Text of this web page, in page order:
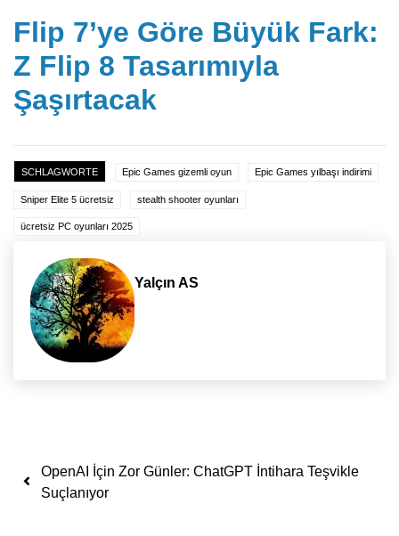
Flip 7’ye Göre Büyük Fark:
Z Flip 8 Tasarımıyla
Şaşırtacak
SCHLAGWORTE Epic Games gizemli oyun Epic Games yılbaşı indirimi
Sniper Elite 5 ücretsiz stealth shooter oyunları
ücretsiz PC oyunları 2025
Yalçın AS
Yazı dolaşımı
OpenAI İçin Zor Günler: ChatGPT İntihara Teşvikle
Suçlanıyor